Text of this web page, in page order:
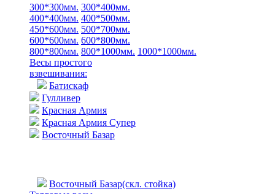
300*300мм. 300*400мм.
400*400мм. 400*500мм.
450*600мм. 500*700мм.
600*600мм. 600*800мм.
800*800мм. 800*1000мм. 1000*1000мм.
Весы простого
взвешивания:
Батискаф
Гулливер
Красная Армия
Красная Армия Супер
Восточный Базар
Восточный Базар(скл. стойка)